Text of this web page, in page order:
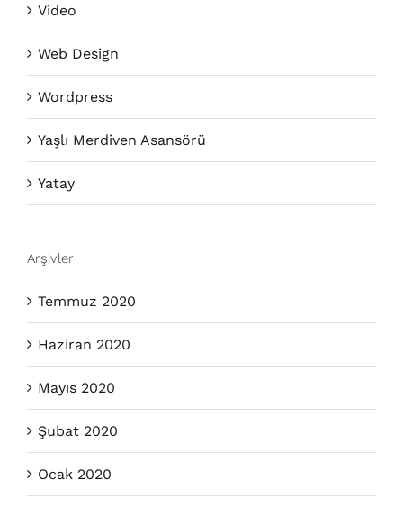
Video
Web Design
Wordpress
Yaşlı Merdiven Asansörü
Yatay
Arşivler
Temmuz 2020
Haziran 2020
Mayıs 2020
Şubat 2020
Ocak 2020